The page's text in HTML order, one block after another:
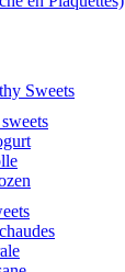
Sweets